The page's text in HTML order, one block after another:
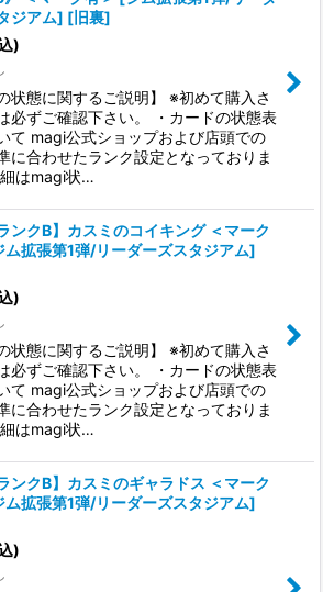
ジアム] [旧裏]
)
状態に関するご説明】 ※初めて購入さ
必ずご確認下さい。 ・カードの状態表
て magi公式ショップおよび店頭での
に合わせたランク設定となっておりま
はmagi状…
ンクB】カスミのコイキング ＜マーク
ム拡張第1弾/リーダーズスタジアム]
)
状態に関するご説明】 ※初めて購入さ
必ずご確認下さい。 ・カードの状態表
て magi公式ショップおよび店頭での
に合わせたランク設定となっておりま
はmagi状…
ンクB】カスミのギャラドス ＜マーク
ム拡張第1弾/リーダーズスタジアム]
)